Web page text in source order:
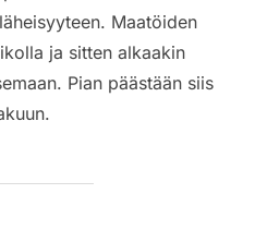
Maatöiden
ja sitten alkaakin
Pian päästään siis